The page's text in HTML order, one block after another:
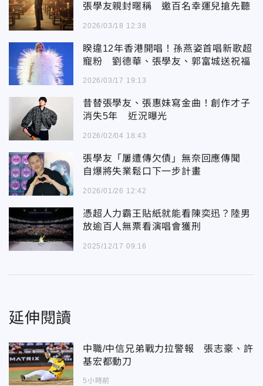
張學友親封暱稱 邀百名幸運兒搶先聽
2026/03/18 12:38
睽違12年香港開唱！孫燕姿首唱新歌超
寵粉 劉德華、張學友、郭富城送祝福
2026/03/17 19:13
昔替張學友、張惠妹寫金曲！創作才子
消失5年 近況曝光
2026/02/04 18:43
張學友「屢遭傳欠債」無奈回應傳聞
自爆將失業鬆口下一步計畫
2026/01/26 12:42
憑超人力霸王貼紙就能看陳奕迅？陸男
放逾百人無票看演唱會獲刑
2025/12/17 09:16
延伸閱讀
中職/中信兄弟戰力拉警報 張志豪、許
基宏都動刀
5小時前